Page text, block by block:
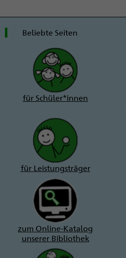
Beliebte Seiten
für Schüler*innen
für Leistungsträger
zum Online-Katalog
unserer Bibliothek